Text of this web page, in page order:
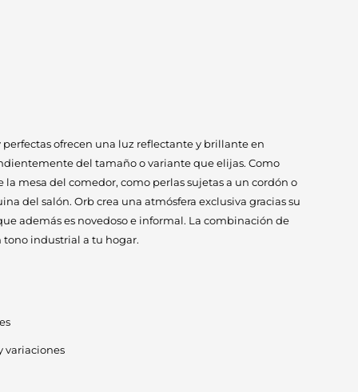
perfectas ofrecen una luz reflectante y brillante en
del tamaño o variante que elijas. Como
mesa del comedor, como perlas sujetas a un cordón o
del salón. Orb crea una atmósfera exclusiva gracias su
además es novedoso e informal. La combinación de
industrial a tu hogar.
variaciones